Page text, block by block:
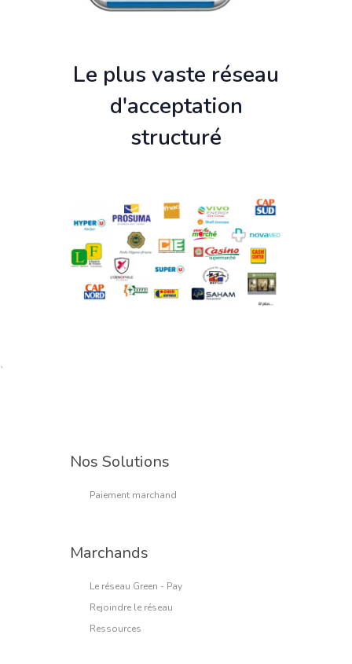
Le plus vaste réseau
d'acceptation
structuré
`
Nos Solutions
Paiement marchand
Marchands
Le réseau Green - Pay
Rejoindre le réseau
Ressources